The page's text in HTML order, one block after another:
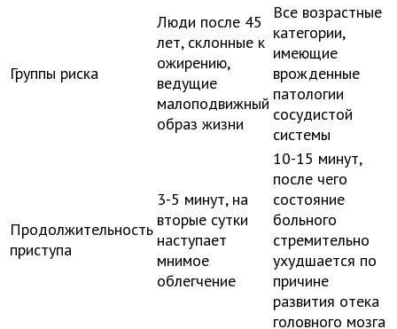
Группы риска
Люди после 45
лет, склонные к
ожирению,
ведущие
малоподвижный
образ жизни
Все возрастные
категории,
имеющие
врожденные
патологии
сосудистой
системы
Продолжительность
приступа
3-5 минут, на
вторые сутки
наступает
мнимое
облегчение
10-15 минут,
после чего
состояние
больного
стремительно
ухудшается по
причине
развития отека
головного мозга